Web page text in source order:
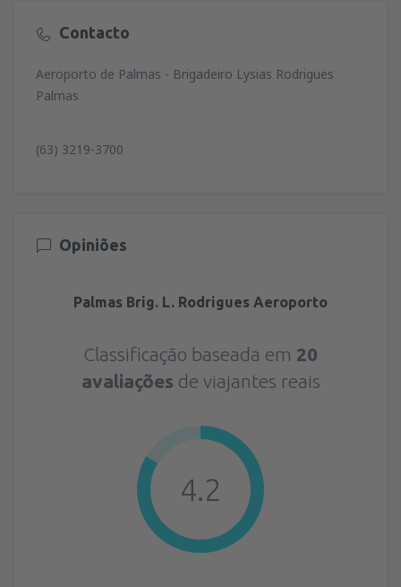
Contacto
Aeroporto de Palmas - Brigadeiro Lysias Rodrigues
Palmas
(63) 3219-3700
Opiniões
Palmas Brig. L. Rodrigues Aeroporto
Classificação baseada em 20
avaliações de viajantes reais
4.2